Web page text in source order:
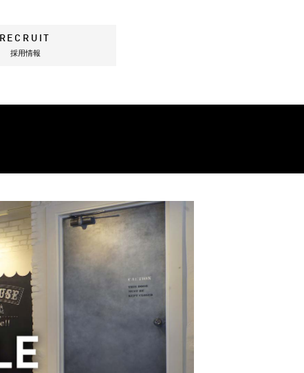
RECRUIT
採用情報